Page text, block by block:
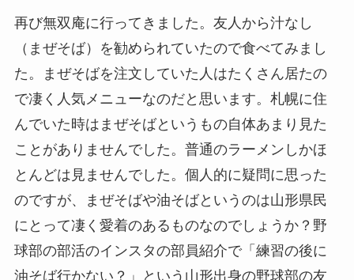
再び無双庵に行ってきました。友人から汁なし
（まぜそば）を勧められていたので食べてみまし
た。まぜそばを注文していた人はたくさん居たの
で凄く人気メニューなのだと思います。札幌に住
んでいた時はまぜそばというもの自体あまり見た
ことがありませんでした。普通のラーメンしかほ
とんどは見ませんでした。個人的に疑問に思った
のですが、まぜそばや油そばというのは山形県民
にとって凄く愛着のあるものなのでしょうか？野
球部の部活のインスタの部員紹介で「練習の後に
油そば行かない？」という山形出身の野球部の友